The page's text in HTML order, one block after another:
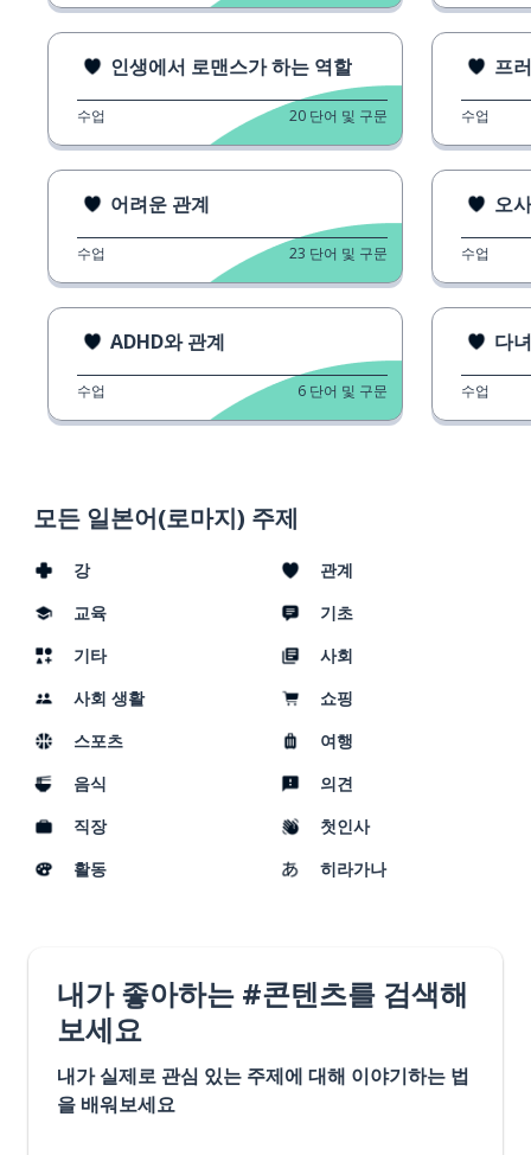
모든 일본어(로마지) 주제
강
관계
교육
기초
기타
사회
사회 생활
쇼핑
스포츠
여행
음식
의견
직장
첫인사
활동
히라가나
인생에서 로맨스가 하는 역할
수업 20 단어 및 구문
어려운 관계
수업 23 단어 및 구문
ADHD와 관계
수업 6 단어 및 구문
프
수업
오
수업
다
수업
내가 좋아하는 #콘텐츠를 검색해
보세요
내가 실제로 관심 있는 주제에 대해 이야기하는 법
을 배워보세요